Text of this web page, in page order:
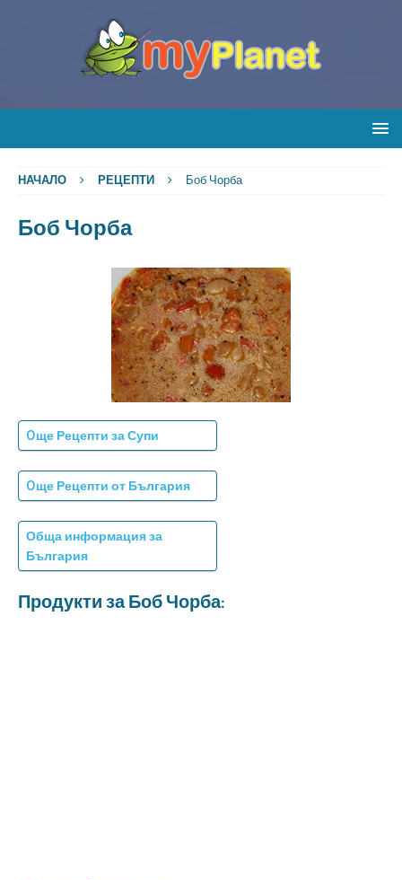
НАЧАЛО РЕЦЕПТИ Боб Чорба
Боб Чорба
Oще Рецепти за Супи
Oще Рецепти от България
Обща информация за
България
Продукти за Боб Чорба: